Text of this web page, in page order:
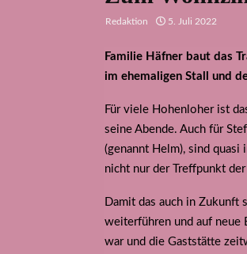
Redaktion 5. Juli 2022
Familie Häfner baut das
im ehemaligen Stall und
Für viele Hohenloher ist
seine Abende. Auch für
(genannt Helm), sind quasi
nicht nur der Treffpunkt
Damit das auch in
weiterführen und auf neue
war und die Gaststätte